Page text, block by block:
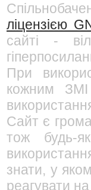
ліцензією
сайті -
При
кожним ЗМІ
Сайт є
тож будь-
знати, у
реагувати